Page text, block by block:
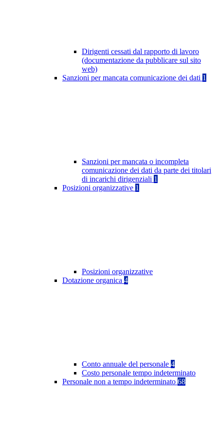
Dirigenti cessati dal rapporto di lavoro
(documentazione da pubblicare sul sito
web)
Sanzioni per mancata comunicazione dei dati 1
Sanzioni per mancata o incompleta
comunicazione dei dati da parte dei titolari
di incarichi dirigenziali 1
Posizioni organizzative 1
Posizioni organizzative
Dotazione organica 4
Conto annuale del personale 4
Costo personale tempo indeterminato
Personale non a tempo indeterminato 68